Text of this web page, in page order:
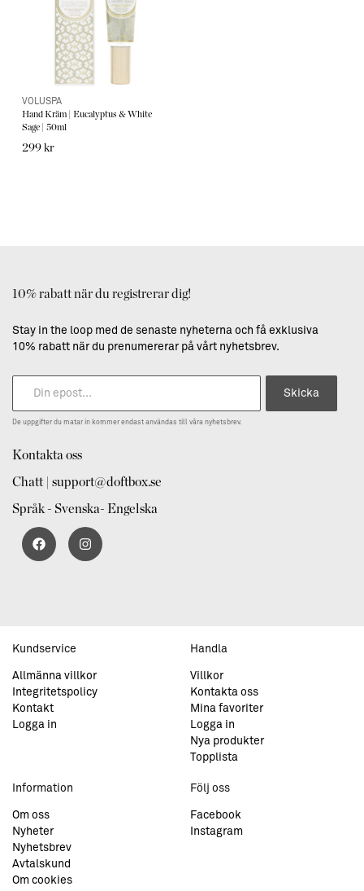
VOLUSPA
Hand Kräm | Eucalyptus & White
Sage | 50ml
299 kr
10% rabatt när du registrerar dig!
Stay in the loop med de senaste nyheterna och få exklusiva
10% rabatt när du prenumererar på vårt nyhetsbrev.
Skicka
De uppgifter du matar in kommer endast användas till våra nyhetsbrev.
Kontakta oss
Chatt | support@doftbox.se
Språk - Svenska- Engelska
Kundservice
Allmänna villkor
Integritetspolicy
Kontakt
Logga in
Handla
Villkor
Kontakta oss
Mina favoriter
Logga in
Nya produkter
Topplista
Information
Om oss
Nyheter
Nyhetsbrev
Avtalskund
Om cookies
Följ oss
Facebook
Instagram